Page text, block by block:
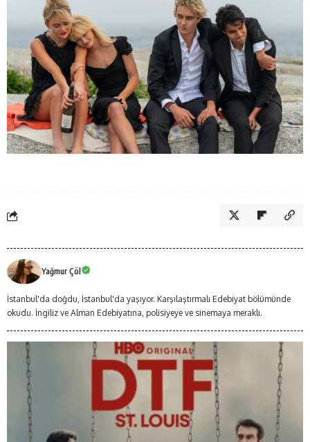
Yağmur Çöl
İstanbul'da doğdu, İstanbul'da yaşıyor. Karşılaştırmalı Edebiyat bölümünde
okudu. İngiliz ve Alman Edebiyatına, polisiyeye ve sinemaya meraklı.